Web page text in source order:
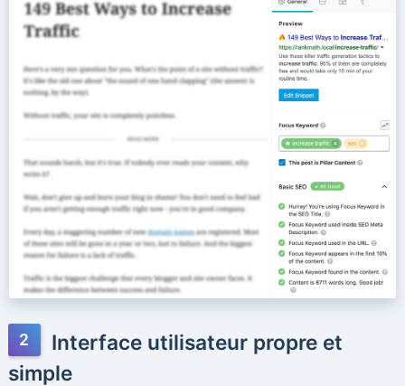
Interface utilisateur propre et
simple